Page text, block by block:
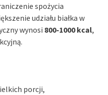
spożycia
udziału białka w
wynosi 800-1000 kcal,
porcji,